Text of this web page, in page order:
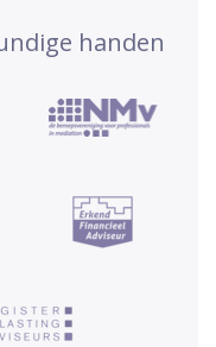
handen